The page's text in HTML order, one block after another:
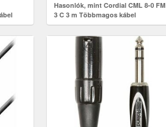
Hasonlók, mint Cordial CML 8-0 FM
3 C 3 m Többmagos kábel